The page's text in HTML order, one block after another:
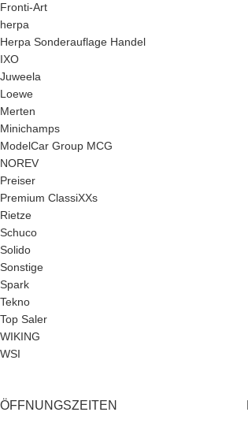
Fronti-Art
herpa
Herpa Sonderauflage Handel
IXO
Juweela
Loewe
Merten
Minichamps
ModelCar Group MCG
NOREV
Preiser
Premium ClassiXXs
Rietze
Schuco
Solido
Sonstige
Spark
Tekno
Top Saler
WIKING
WSI
ÖFFNUNGSZEITEN